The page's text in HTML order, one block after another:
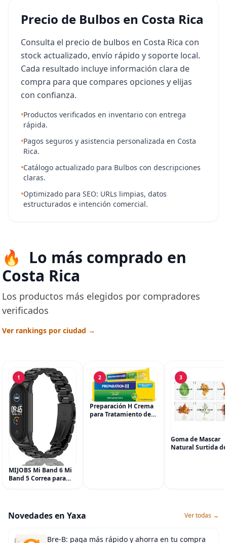
Precio de Bulbos en Costa Rica
Consulta el precio de bulbos en Costa Rica con
stock actualizado, envío rápido y soporte local.
Cada resultado incluye información clara de
compra para que compares opciones y elijas
con confianza.
•Productos verificados en inventario con entrega
rápida.
•Pagos seguros y asistencia personalizada en Costa
Rica.
•Catálogo actualizado para Bulbos con descripciones
claras.
•Optimizado para SEO: URLs limpias, datos
estructurados e intención comercial.
Lo más comprado en
Costa Rica
Los productos más elegidos por compradores
verificados
Ver rankings por ciudad →
1
MIJOBS Mi Band 6 Mi
Band 5 Correa para
Pulsera de repuesto
de metal para Mi
2
Preparación H Crema
para Tratamiento de
3
Goma de Mascar
Natural Surtida de
Novedades en Yaxa Ver todas →
Bre-B: paga más rápido y ahorra en tu compra